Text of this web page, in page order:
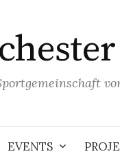
von
EVENTS